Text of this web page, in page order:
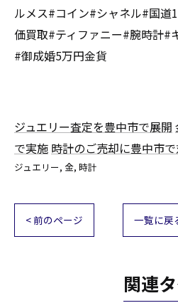
ルメス#コイン#シャネル#国道
価買取#ティファニー#腕時計#
#御成婚5万円金貨
ジュエリー査定を豊中市で展開
で実施 時計のご売却に豊中市
ジュエリー 金 時計
< 前のページ 一覧に戻
関連